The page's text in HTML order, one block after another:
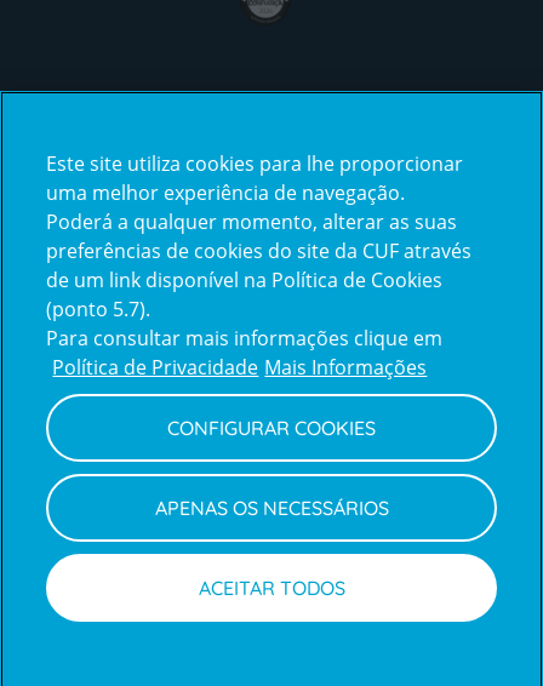
certification2certification3
Reclamações
e
elogios
Policy
Política de Privacidade e Cookies
Termos e Condições
Declaração de Acessibilidade
Canal de Denúncias
Informações legais
Este site utiliza cookies para lhe proporcionar
uma melhor experiência de navegação.
Poderá a qualquer momento, alterar as suas
preferências de cookies do site da CUF através
de um link disponível na Política de Cookies
(ponto 5.7).
Para consultar mais informações clique em
Política de Privacidade Mais Informações
CONFIGURAR COOKIES
APENAS OS NECESSÁRIOS
ACEITAR TODOS